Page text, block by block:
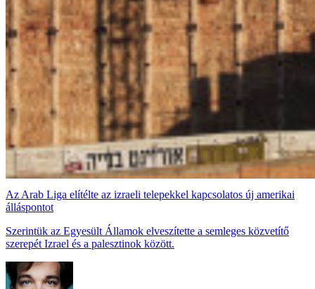
Az Arab Liga elítélte az izraeli telepekkel kapcsolatos új amerikai
álláspontot
Szerintük az Egyesült Államok elveszítette a semleges közvetítő
szerepét Izrael és a palesztinok között.